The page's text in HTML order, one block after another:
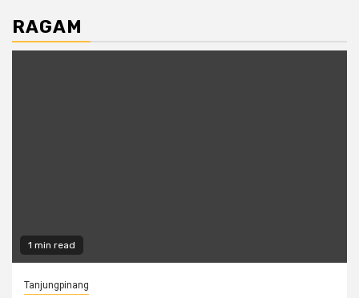
RAGAM
1 min read
Tanjungpinang